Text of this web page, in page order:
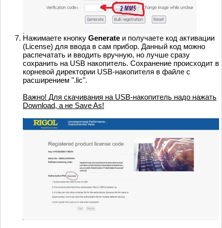
Нажимаете кнопку Generate и получаете код активации
(License) для ввода в сам прибор. Данный код можно
распечатать и вводить вручную, но лучше сразу
сохранить на USB накопитель. Сохранение происходит в
корневой директории USB-накопителя в файле с
расширением ".lic".
Важно! Для скачивания на USB-накопитель надо нажать
Download, а не Save As!